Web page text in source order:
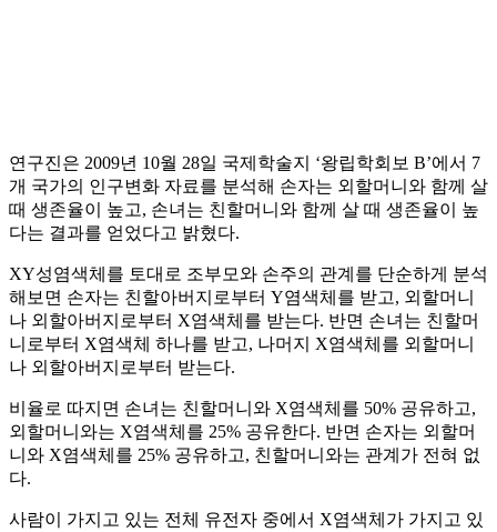
연구진은 2009년 10월 28일 국제학술지 ‘왕립학회보 B’에서 7
개 국가의 인구변화 자료를 분석해 손자는 외할머니와 함께 살
때 생존율이 높고, 손녀는 친할머니와 함께 살 때 생존율이 높
다는 결과를 얻었다고 밝혔다.
XY성염색체를 토대로 조부모와 손주의 관계를 단순하게 분석
해보면 손자는 친할아버지로부터 Y염색체를 받고, 외할머니
나 외할아버지로부터 X염색체를 받는다. 반면 손녀는 친할머
니로부터 X염색체 하나를 받고, 나머지 X염색체를 외할머니
나 외할아버지로부터 받는다.
비율로 따지면 손녀는 친할머니와 X염색체를 50% 공유하고,
외할머니와는 X염색체를 25% 공유한다. 반면 손자는 외할머
니와 X염색체를 25% 공유하고, 친할머니와는 관계가 전혀 없
다.
사람이 가지고 있는 전체 유전자 중에서 X염색체가 가지고 있